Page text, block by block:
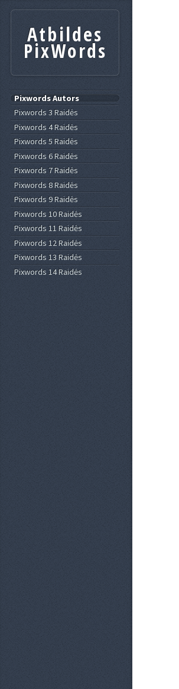
Atbildes
PixWords
Pixwords Autors
Pixwords 3 Raidės
Pixwords 4 Raidės
Pixwords 5 Raidės
Pixwords 6 Raidės
Pixwords 7 Raidės
Pixwords 8 Raidės
Pixwords 9 Raidės
Pixwords 10 Raidės
Pixwords 11 Raidės
Pixwords 12 Raidės
Pixwords 13 Raidės
Pixwords 14 Raidės